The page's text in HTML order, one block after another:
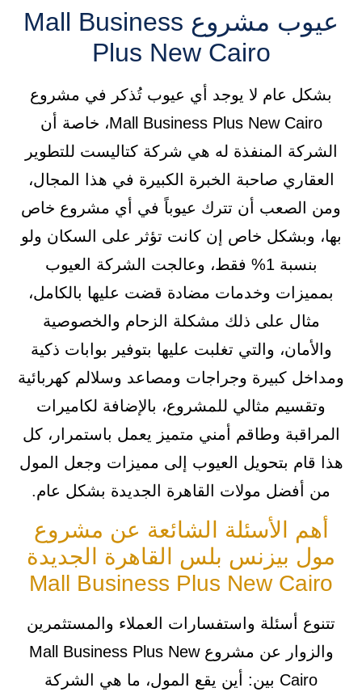
عيوب مشروع Mall Business
Plus New Cairo
بشكل عام لا يوجد أي عيوب تُذكر في مشروع
Mall Business Plus New Cairo، خاصة أن
الشركة المنفذة له هي شركة كتاليست للتطوير
العقاري صاحبة الخبرة الكبيرة في هذا المجال،
ومن الصعب أن تترك عيوباً في أي مشروع خاص
بها، وبشكل خاص إن كانت تؤثر على السكان ولو
بنسبة 1% فقط، وعالجت الشركة العيوب
بمميزات وخدمات مضادة قضت عليها بالكامل،
مثال على ذلك مشكلة الزحام والخصوصية
والأمان، والتي تغلبت عليها بتوفير بوابات ذكية
ومداخل كبيرة وجراجات ومصاعد وسلالم كهربائية
وتقسيم مثالي للمشروع، بالإضافة لكاميرات
المراقبة وطاقم أمني متميز يعمل باستمرار، كل
هذا قام بتحويل العيوب إلى مميزات وجعل المول
من أفضل مولات القاهرة الجديدة بشكل عام.
أهم الأسئلة الشائعة عن مشروع
مول بيزنس بلس القاهرة الجديدة
Mall Business Plus New Cairo
تتنوع أسئلة واستفسارات العملاء والمستثمرين
والزوار عن مشروع Mall Business Plus New
Cairo بين: أين يقع المول، ما هي الشركة